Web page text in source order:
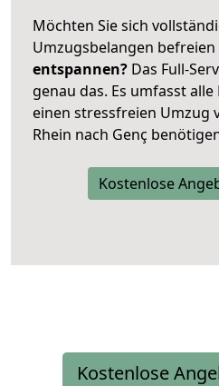
Möchten Sie sich
Umzugsbelangen
entspannen? Das Full-
genau das. Es umfasst
einen stressfreien Umzug
Rhein nach Genç
Kostenlose
Kostenlose